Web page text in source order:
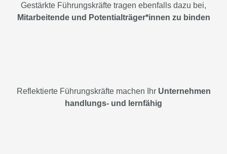
Gestärkte Führungskräfte tragen ebenfalls dazu bei,
Mitarbeitende und Potentialträger*innen zu binden
Reflektierte Führungskräfte machen Ihr Unternehmen
handlungs- und lernfähig